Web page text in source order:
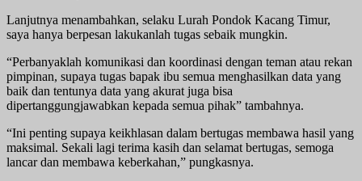
Lanjutnya menambahkan, selaku Lurah Pondok Kacang Timur,
saya hanya berpesan lakukanlah tugas sebaik mungkin.
“Perbanyaklah komunikasi dan koordinasi dengan teman atau rekan
pimpinan, supaya tugas bapak ibu semua menghasilkan data yang
baik dan tentunya data yang akurat juga bisa
dipertanggungjawabkan kepada semua pihak” tambahnya.
“Ini penting supaya keikhlasan dalam bertugas membawa hasil yang
maksimal. Sekali lagi terima kasih dan selamat bertugas, semoga
lancar dan membawa keberkahan,” pungkasnya.